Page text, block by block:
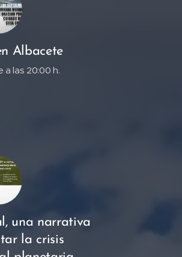
Albacete
a las 20:00 h.
una narrativa
la crisis